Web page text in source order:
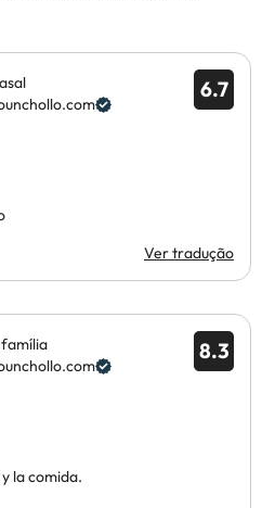
6.7
Ver tradução
8.3
la comida.